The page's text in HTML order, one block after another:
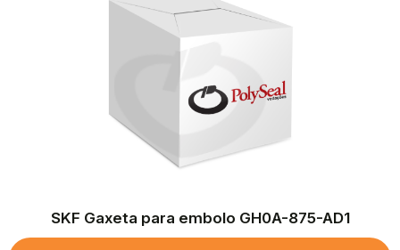
SKF Gaxeta para embolo GH0A-875-AD1